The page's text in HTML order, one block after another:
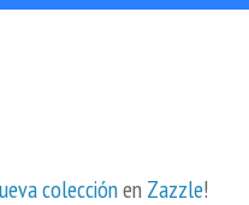
colecciónen Zazzle!